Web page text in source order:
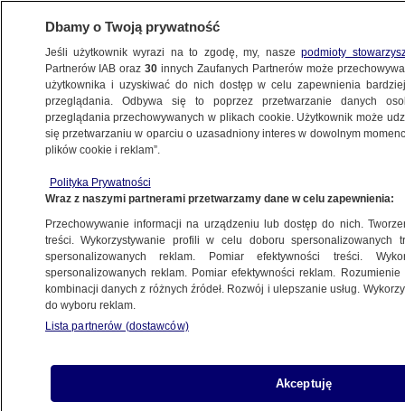
ŚWIAT
na Kurylach
22.11.2016, 17:20Aktualizacja: 22.11.2016, 17:24
Udostępnij
Dbamy o Twoją prywatność
Jeśli użytkownik wyrazi na to zgodę, my, naszepodmioty
Partnerów IAB oraz30 innych Zaufanych Partnerów może
użytkownika i uzyskiwać do nich dostęp w celu zapewnienia
przeglądania. Odbywa się to poprzez przetwarzanie danych
przeglądania przechowywanych w plikach cookie. Użytkownik może
się przetwarzaniu w oparciu o uzasadniony interes w dowolnym
plików cookie i reklam”.
Polityka Prywatności
Wraz z naszymi partnerami przetwarzamy dane w celu zapewnienia:
Przechowywanie informacji na urządzeniu lub dostęp do nich.
treści. Wykorzystywanie profili w celu doboru spersonalizowanych
spersonalizowanych reklam. Pomiar efektywności treści.
spersonalizowanych reklam. Pomiar efektywności reklam.
kombinacji danych z różnych źródeł. Rozwój i ulepszanie usług.
do wyboru reklam.
Lista partnerów (dostawców)
Akceptuję